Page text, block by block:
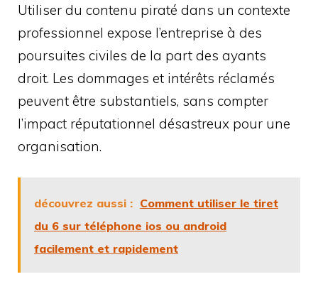
Utiliser du contenu piraté dans un contexte
professionnel expose l’entreprise à des
poursuites civiles de la part des ayants
droit. Les dommages et intérêts réclamés
peuvent être substantiels, sans compter
l’impact réputationnel désastreux pour une
organisation.
découvrez aussi : Comment utiliser le tiret
du 6 sur téléphone ios ou android
facilement et rapidement